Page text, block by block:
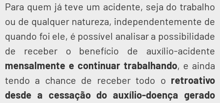
Para quem já teve um acidente, seja do trabalho
ou de qualquer natureza, independentemente de
quando foi ele, é possível analisar a possibilidade
de receber o benefício de auxílio-acidente
mensalmente e continuar trabalhando, e ainda
tendo a chance de receber todo o retroativo
desde a cessação do auxílio-doença gerado